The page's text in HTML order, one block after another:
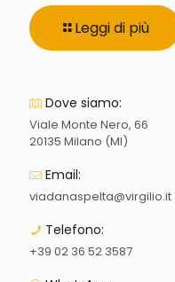
Leggi di più
Dove siamo:
Viale Monte Nero, 66
20135 Milano (MI)
Email:
viadanaspelta@virgilio.it
Telefono:
+39 02 36 52 3587